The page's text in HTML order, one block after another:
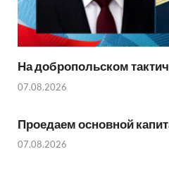
На добропольском
07.08.2026
Проедаем основной
07.08.2026